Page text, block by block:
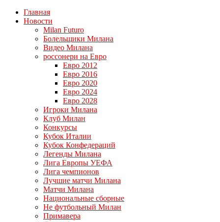
Главная
Новости
Milan Futuro
Болельщики Милана
Видео Милана
россонери на Евро
Евро 2012
Евро 2016
Евро 2020
Евро 2024
Евро 2028
Игроки Милана
Клуб Милан
Конкурсы
Кубок Италии
Кубок Конфедераций
Легенды Милана
Лига Европы УЕФА
Лига чемпионов
Лучшие матчи Милана
Матчи Милана
Национальные сборные
Не футбольный Милан
Примавера